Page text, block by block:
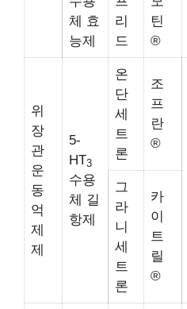
체 효
능제
리
드
틴
®
위
장
관
운
동
억
제
제
5-
HT3
수용
체 길
항제
온
단
세
트
론
조
프
란
®
그
라
니
세
트
론
카
이
트
릴
®